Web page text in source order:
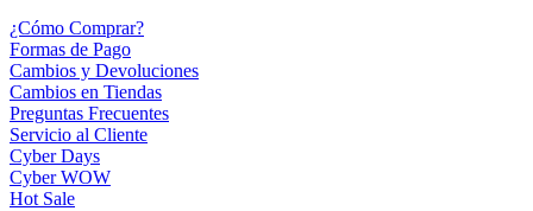
¿Cómo Comprar?
Formas de Pago
Cambios y Devoluciones
Cambios en Tiendas
Preguntas Frecuentes
Servicio al Cliente
Cyber Days
Cyber WOW
Hot Sale